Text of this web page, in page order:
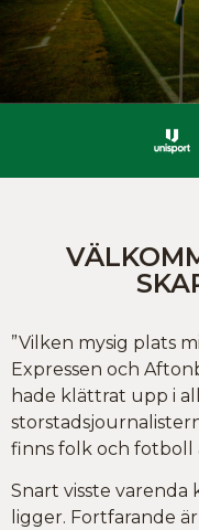
”Vilken mysig plats
Expressen och
hade klättrat upp i
finns folk och fotboll
Snart visste varenda
ligger. Fortfarande